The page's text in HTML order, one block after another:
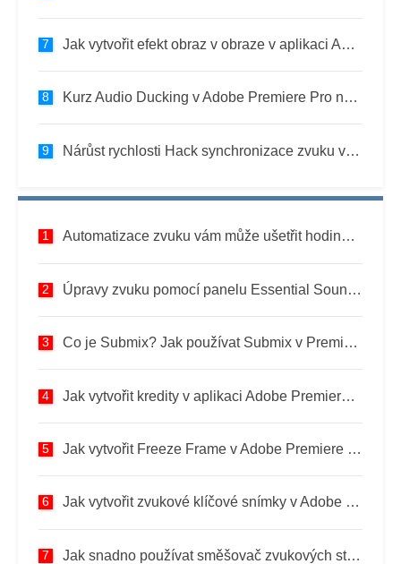
Jak vytvořit efekt obraz v obraze v aplikaci Adobe Premiere Pro
Kurz Audio Ducking v Adobe Premiere Pro na Macu
Nárůst rychlosti Hack synchronizace zvuku v aplikaci Adobe Premiere Pro
Automatizace zvuku vám může ušetřit hodiny v Premiere Pro
Úpravy zvuku pomocí panelu Essential Sound v aplikaci Adobe Premiere Pro
Co je Submix? Jak používat Submix v Premiere Pro
Jak vytvořit kredity v aplikaci Adobe Premiere Pro
Jak vytvořit Freeze Frame v Adobe Premiere Pro 2022
Jak vytvořit zvukové klíčové snímky v Adobe Premiere Pro na Macu
Jak snadno používat směšovač zvukových stop v Premiere Pro